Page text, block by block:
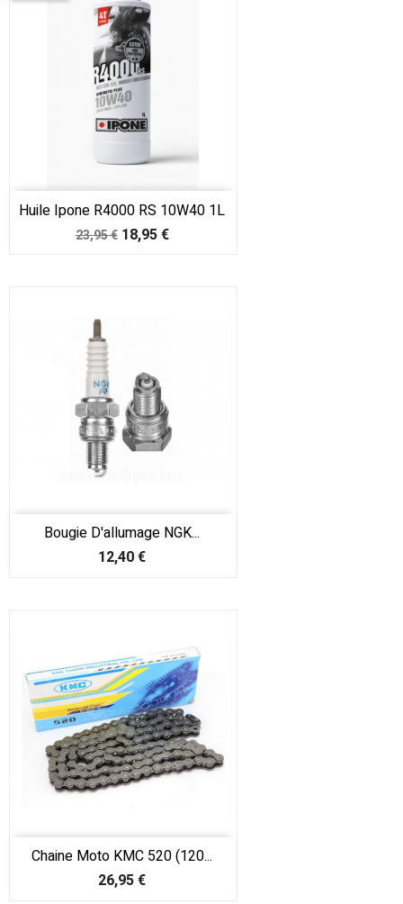
Huile Ipone R4000 RS 10W40 1L
Prix
23,95 € Prix
18,95 €
Bougie D'allumage NGK...
Prix
12,40 €
Chaine Moto KMC 520 (120...
Prix
26,95 €